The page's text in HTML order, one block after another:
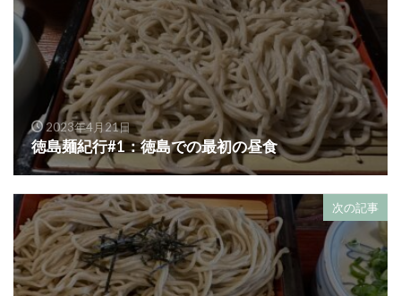
2023年4月21日
徳島麺紀行#1：徳島での最初の昼食
次の記事